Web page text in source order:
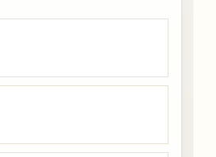
nemi ve tarama hattı planı
desteğiyle satış ve